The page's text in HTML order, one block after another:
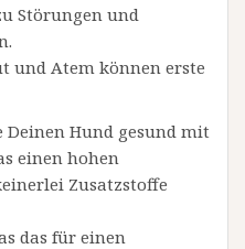
Störungen und
und Atem können erste
Deinen Hund gesund mit
einen hohen
Zusatzstoffe
das für einen